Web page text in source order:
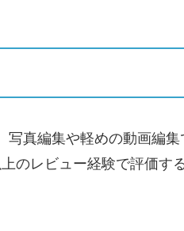
真編集や軽めの動画編
のレビュー経験で評価す